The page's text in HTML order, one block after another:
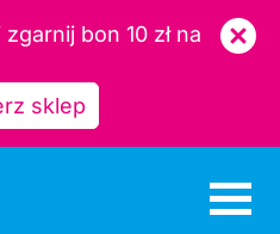
bon 10 zł na
sklep